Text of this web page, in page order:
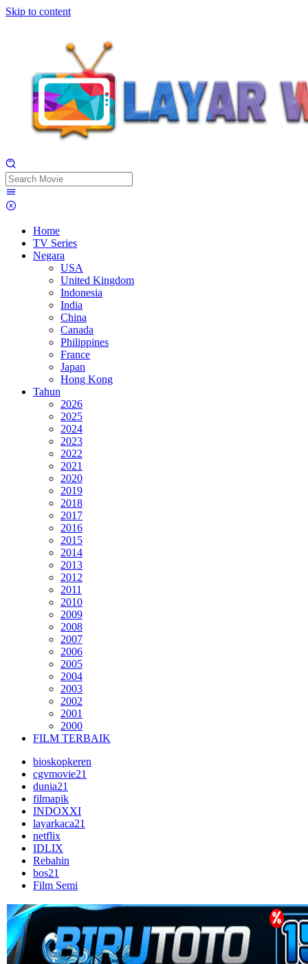
Skip to content
Home
TV Series
Negara
USA
United Kingdom
Indonesia
India
China
Canada
Philippines
France
Japan
Hong Kong
Tahun
2026
2025
2024
2023
2022
2021
2020
2019
2018
2017
2016
2015
2014
2013
2012
2011
2010
2009
2008
2007
2006
2005
2004
2003
2002
2001
2000
FILM TERBAIK
bioskopkeren
cgvmovie21
dunia21
filmapik
INDOXXI
layarkaca21
netflix
IDLIX
Rebahin
bos21
Film Semi